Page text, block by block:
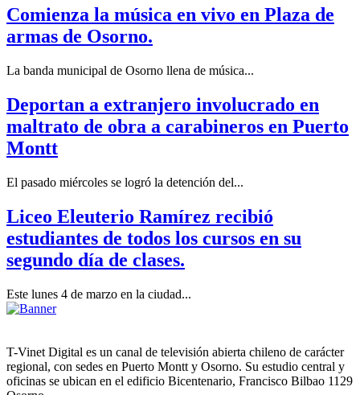
Comienza la música en vivo en Plaza de
armas de Osorno.
La banda municipal de Osorno llena de música...
Deportan a extranjero involucrado en
maltrato de obra a carabineros en Puerto
Montt
El pasado miércoles se logró la detención del...
Liceo Eleuterio Ramírez recibió
estudiantes de todos los cursos en su
segundo día de clases.
Este lunes 4 de marzo en la ciudad...
T-Vinet Digital es un canal de televisión abierta chileno de carácter
regional, con sedes en Puerto Montt y Osorno. Su estudio central y
oficinas se ubican en el edificio Bicentenario, Francisco Bilbao 1129